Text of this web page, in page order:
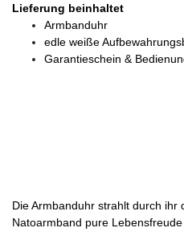
Lieferung beinhaltet
Armbanduhr
edle weiße
Garantieschein &
Die Armbanduhr strahlt durch ihr
Natoarmband pure